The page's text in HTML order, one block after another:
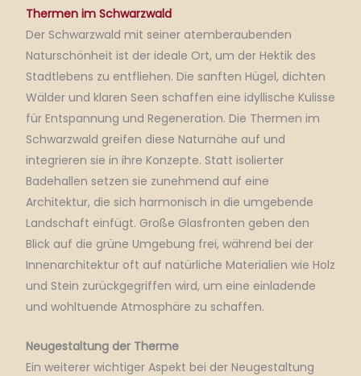
Thermen im Schwarzwald
Der Schwarzwald mit seiner atemberaubenden
Naturschönheit ist der ideale Ort, um der Hektik des
Stadtlebens zu entfliehen. Die sanften Hügel, dichten
Wälder und klaren Seen schaffen eine idyllische Kulisse
für Entspannung und Regeneration. Die Thermen im
Schwarzwald greifen diese Naturnähe auf und
integrieren sie in ihre Konzepte. Statt isolierter
Badehallen setzen sie zunehmend auf eine
Architektur, die sich harmonisch in die umgebende
Landschaft einfügt. Große Glasfronten geben den
Blick auf die grüne Umgebung frei, während bei der
Innenarchitektur oft auf natürliche Materialien wie Holz
und Stein zurückgegriffen wird, um eine einladende
und wohltuende Atmosphäre zu schaffen.
Neugestaltung der Therme
Ein weiterer wichtiger Aspekt bei der Neugestaltung